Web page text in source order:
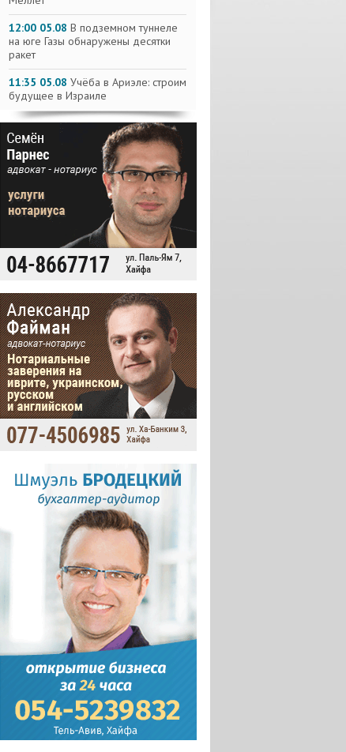
12:00 05.08 В подземном туннеле
на юге Газы обнаружены десятки
ракет
11:35 05.08 Учёба в Ариэле: строим
будущее в Израиле